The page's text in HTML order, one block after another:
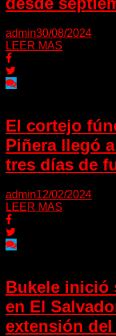
admin30/08/2024
LEER MAS
El cortejo
Piñera llegó
tres días de
admin12/02/2024
LEER MAS
Bukele inició
en El
extensión